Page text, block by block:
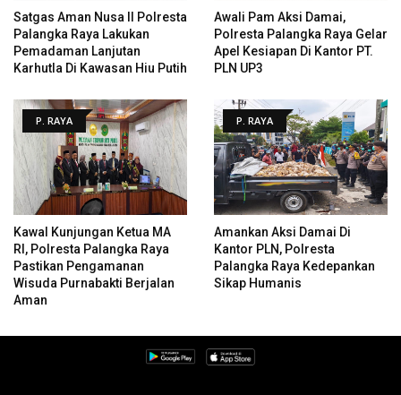
Satgas Aman Nusa II Polresta
Palangka Raya Lakukan
Pemadaman Lanjutan
Karhutla Di Kawasan Hiu Putih
Awali Pam Aksi Damai,
Polresta Palangka Raya Gelar
Apel Kesiapan Di Kantor PT.
PLN UP3
P. RAYA
Kawal Kunjungan Ketua MA
RI, Polresta Palangka Raya
Pastikan Pengamanan
Wisuda Purnabakti Berjalan
Aman
P. RAYA
Amankan Aksi Damai Di
Kantor PLN, Polresta
Palangka Raya Kedepankan
Sikap Humanis